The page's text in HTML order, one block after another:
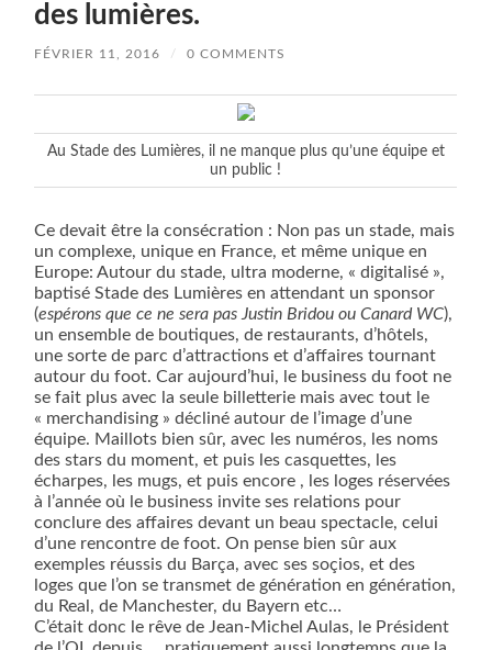
des lumières.
FÉVRIER 11, 2016 / 0 COMMENTS
Au Stade des Lumières, il ne manque plus qu’une équipe et
un public !
Ce devait être la consécration : Non pas un stade, mais
un complexe, unique en France, et même unique en
Europe: Autour du stade, ultra moderne, « digitalisé »,
baptisé Stade des Lumières en attendant un sponsor
(espérons que ce ne sera pas Justin Bridou ou Canard WC),
un ensemble de boutiques, de restaurants, d’hôtels,
une sorte de parc d’attractions et d’affaires tournant
autour du foot. Car aujourd’hui, le business du foot ne
se fait plus avec la seule billetterie mais avec tout le
« merchandising » décliné autour de l’image d’une
équipe. Maillots bien sûr, avec les numéros, les noms
des stars du moment, et puis les casquettes, les
écharpes, les mugs, et puis encore , les loges réservées
à l’année où le business invite ses relations pour
conclure des affaires devant un beau spectacle, celui
d’une rencontre de foot. On pense bien sûr aux
exemples réussis du Barça, avec ses soçios, et des
loges que l’on se transmet de génération en génération,
du Real, de Manchester, du Bayern etc…
C’était donc le rêve de Jean-Michel Aulas, le Président